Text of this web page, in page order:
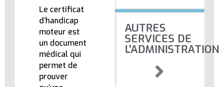
Le certificat
d’handicap
moteur est
un document
médical qui
permet de
prouver
AUTRES
SERVICES DE
L'ADMINISTRATION